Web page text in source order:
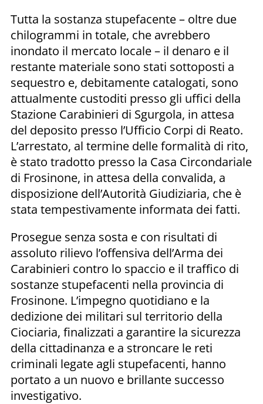
Tutta la sostanza stupefacente – oltre due
chilogrammi in totale, che avrebbero
inondato il mercato locale – il denaro e il
restante materiale sono stati sottoposti a
sequestro e, debitamente catalogati, sono
attualmente custoditi presso gli uffici della
Stazione Carabinieri di Sgurgola, in attesa
del deposito presso l’Ufficio Corpi di Reato.
L’arrestato, al termine delle formalità di rito,
è stato tradotto presso la Casa Circondariale
di Frosinone, in attesa della convalida, a
disposizione dell’Autorità Giudiziaria, che è
stata tempestivamente informata dei fatti.
Prosegue senza sosta e con risultati di
assoluto rilievo l’offensiva dell’Arma dei
Carabinieri contro lo spaccio e il traffico di
sostanze stupefacenti nella provincia di
Frosinone. L’impegno quotidiano e la
dedizione dei militari sul territorio della
Ciociaria, finalizzati a garantire la sicurezza
della cittadinanza e a stroncare le reti
criminali legate agli stupefacenti, hanno
portato a un nuovo e brillante successo
investigativo.